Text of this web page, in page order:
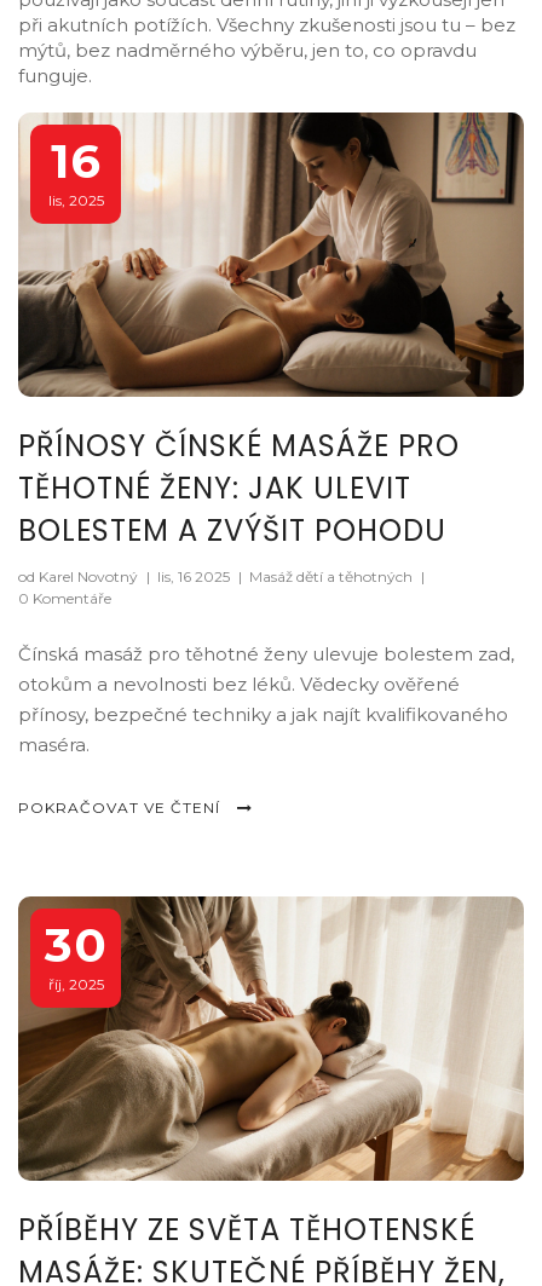
při akutních potížích. Všechny zkušenosti jsou tu – bez
mýtů, bez nadměrného výběru, jen to, co opravdu
funguje.
16
lis, 2025
PŘÍNOSY ČÍNSKÉ MASÁŽE PRO
TĚHOTNÉ ŽENY: JAK ULEVIT
BOLESTEM A ZVÝŠIT POHODU
od Karel Novotný | lis, 16 2025 | Masáž dětí a těhotných |
0 Komentáře
Čínská masáž pro těhotné ženy ulevuje bolestem zad,
otokům a nevolnosti bez léků. Vědecky ověřené
přínosy, bezpečné techniky a jak najít kvalifikovaného
maséra.
POKRAČOVAT VE ČTENÍ
30
říj, 2025
PŘÍBĚHY ZE SVĚTA TĚHOTENSKÉ
MASÁŽE: SKUTEČNÉ PŘÍBĚHY ŽEN,